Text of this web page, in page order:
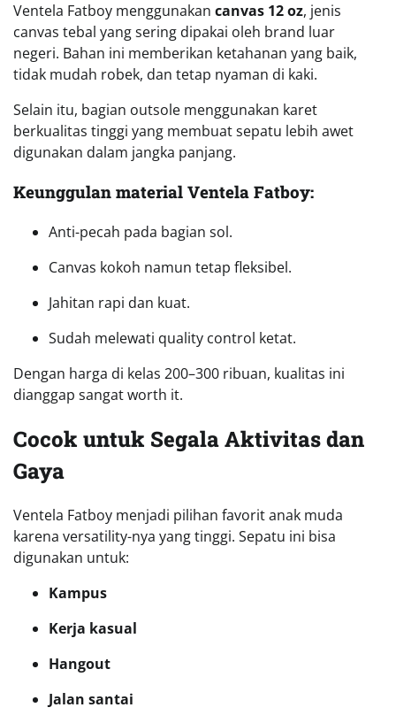
Ventela Fatboy menggunakan canvas 12 oz, jenis
canvas tebal yang sering dipakai oleh brand luar
negeri. Bahan ini memberikan ketahanan yang baik,
tidak mudah robek, dan tetap nyaman di kaki.
Selain itu, bagian outsole menggunakan karet
berkualitas tinggi yang membuat sepatu lebih awet
digunakan dalam jangka panjang.
Keunggulan material Ventela Fatboy:
Anti-pecah pada bagian sol.
Canvas kokoh namun tetap fleksibel.
Jahitan rapi dan kuat.
Sudah melewati quality control ketat.
Dengan harga di kelas 200–300 ribuan, kualitas ini
dianggap sangat worth it.
Cocok untuk Segala Aktivitas dan
Gaya
Ventela Fatboy menjadi pilihan favorit anak muda
karena versatility-nya yang tinggi. Sepatu ini bisa
digunakan untuk:
Kampus
Kerja kasual
Hangout
Jalan santai